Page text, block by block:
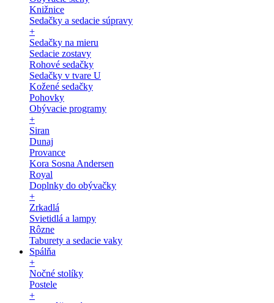
Knižnice
Sedačky a sedacie súpravy
+
Sedačky na mieru
Sedacie zostavy
Rohové sedačky
Sedačky v tvare U
Kožené sedačky
Pohovky
Obývacie programy
+
Siran
Dunaj
Provance
Kora Sosna Andersen
Royal
Doplnky do obývačky
+
Zrkadlá
Svietidlá a lampy
Rôzne
Taburety a sedacie vaky
Spálňa
+
Nočné stolíky
Postele
+